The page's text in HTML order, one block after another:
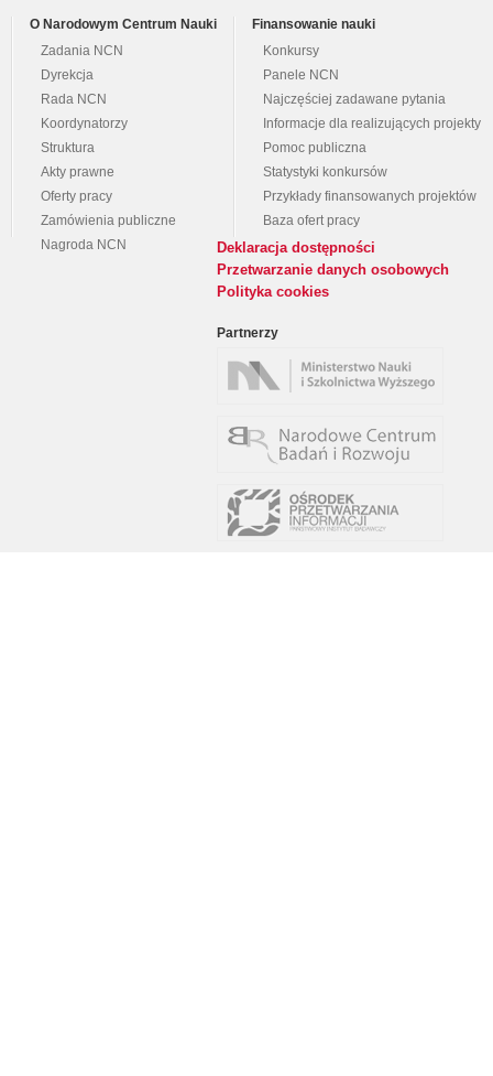
O Narodowym Centrum Nauki
Zadania NCN
Dyrekcja
Rada NCN
Koordynatorzy
Struktura
Akty prawne
Oferty pracy
Zamówienia publiczne
Nagroda NCN
Finansowanie nauki
Konkursy
Panele NCN
Najczęściej zadawane pytania
Informacje dla realizujących projekty
Pomoc publiczna
Statystyki konkursów
Przykłady finansowanych projektów
Baza ofert pracy
Deklaracja dostępności
Przetwarzanie danych osobowych
Polityka cookies
Partnerzy